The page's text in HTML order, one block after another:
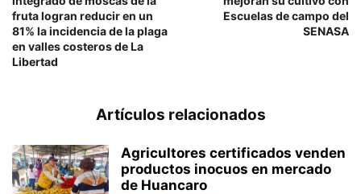
fruta logran reducir en un
81% la incidencia de la plaga
en valles costeros de La
Libertad
Escuelas de campo del
SENASA
Artículos relacionados
Agricultores certificados venden
productos inocuos en mercado
de Huancaro